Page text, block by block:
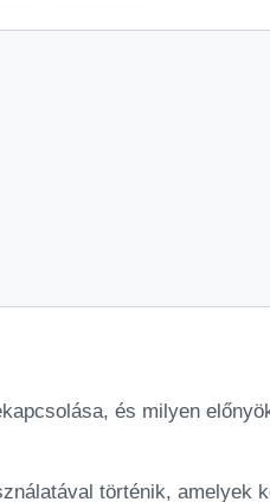
és milyen
történik, amelyek